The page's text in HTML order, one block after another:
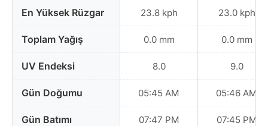
En Yüksek Rüzgar
Toplam Yağış
UV Endeksi
Gün Doğumu
Gün Batımı
23.8 kph
0.0 mm
8.0
05:45 AM
07:47 PM
23.0 kph
0.0 mm
9.0
05:46 AM
07:45 PM